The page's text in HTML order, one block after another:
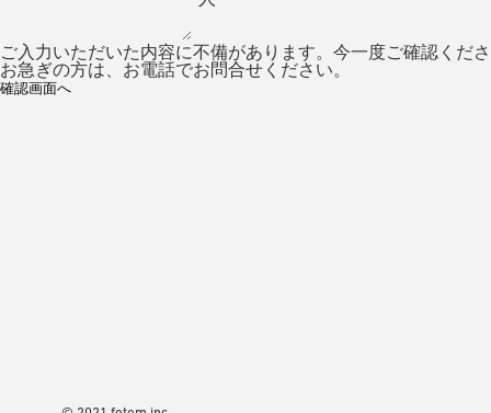
ご入力いただいた内容に不備があります。今一度ご確認くだ
お急ぎの方は、お電話でお問合せください。